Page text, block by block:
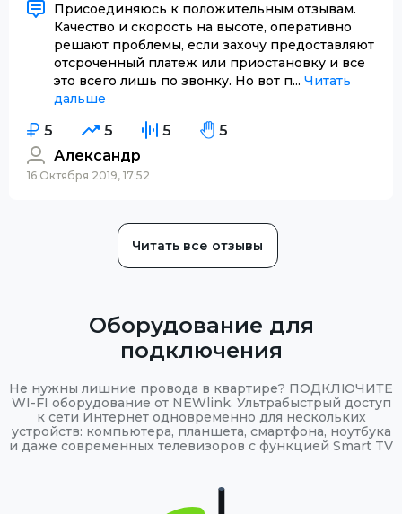
Присоединяюсь к положительным отзывам.
Качество и скорость на высоте, оперативно
решают проблемы, если захочу предоставляют
отсроченный платеж или приостановку и все
это всего лишь по звонку. Но вот п... Читать
дальше
5 5 5
5
Александр
16 Октября 2019, 17:52
Читать все отзывы
Оборудование для
подключения
Не нужны лишние провода в квартире? ПОДКЛЮЧИТЕ
WI-FI оборудование от NEWlink. Ультрабыстрый доступ
к сети Интернет одновременно для нескольких
устройств: компьютера, планшета, смартфона, ноутбука
и даже современных телевизоров с функцией Smart TV